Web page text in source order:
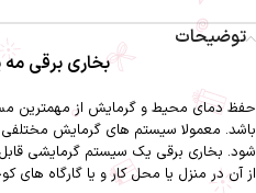
توضیحات
بخاری برقی
حفظ دمای محیط و گرمایش از مهمترین
باشد. معمولا سیستم های گرمایش
شود. بخاری برقی یک سیستم گرمایشی
از آن در منزل یا محل کار و یا گارگاه های